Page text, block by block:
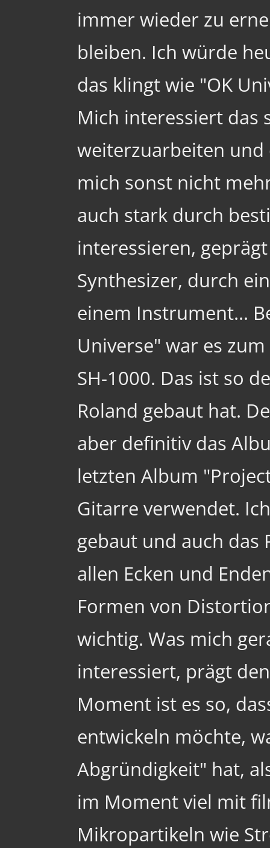
immer wieder zu
bleiben. Ich würde
das klingt wie "OK
Mich interessiert das
weiterzuarbeiten und
mich sonst nicht
auch stark durch
interessieren,
Synthesizer, durch
einem Instrument...
Universe" war es
SH-1000. Das ist so
Roland gebaut hat.
aber definitiv das
letzten Album
Gitarre verwendet.
gebaut und auch das
allen Ecken und
Formen von
wichtig. Was mich
interessiert, prägt
Moment ist es so,
entwickeln möchte,
Abgründigkeit" hat,
im Moment viel mit
Mikropartikeln wie